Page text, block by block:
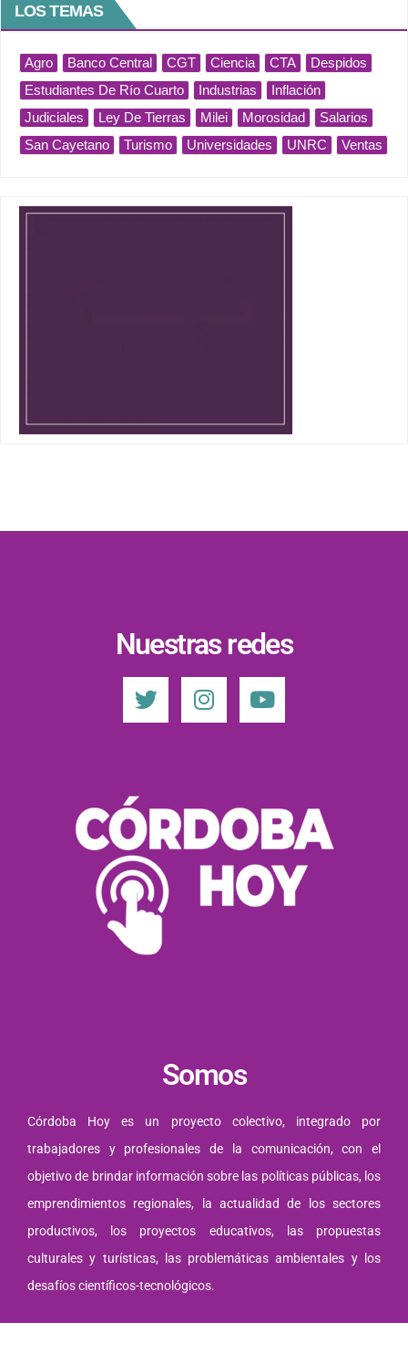
LOS TEMAS
Agro Banco Central CGT Ciencia CTA
Despidos
Estudiantes De Río Cuarto
Industrias
Inflación
Judiciales
Ley De Tierras Milei Morosidad
Salarios
San Cayetano
Turismo Universidades UNRC Ventas
Nuestras redes
Somos
Córdoba Hoy es un proyecto colectivo, integrado por
trabajadores y profesionales de la comunicación, con el
objetivo de brindar información sobre las políticas públicas, los
emprendimientos regionales, la actualidad de los sectores
productivos, los proyectos educativos, las propuestas
culturales y turísticas, las problemáticas ambientales y los
desafíos científicos-tecnológicos.